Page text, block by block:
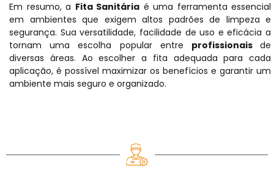
Em resumo, a Fita Sanitária é uma ferramenta essencial
em ambientes que exigem altos padrões de limpeza e
segurança. Sua versatilidade, facilidade de uso e eficácia a
tornam uma escolha popular entre profissionaisde
diversas áreas. Ao escolher a fita adequada para cada
aplicação, é possível maximizar os benefícios e garantir um
ambiente mais seguro e organizado.